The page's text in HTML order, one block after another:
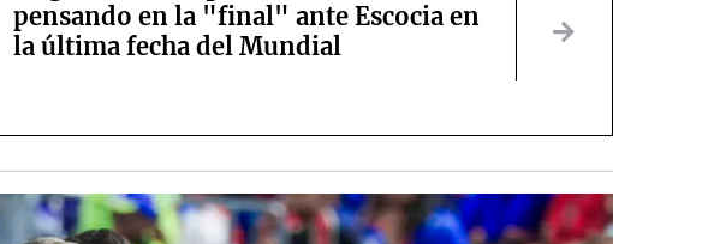
pensando en la "final" ante Escocia en
la última fecha del Mundial